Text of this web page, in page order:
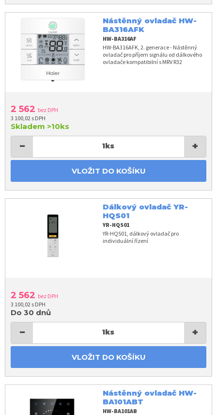
Nástěnný ovladač HW-
BA316AFK
HW-BA316AF
HW-BA316AFK, 2. generace - Nástěnný
ovladač pro příjem signálu od dálkového
ovladače kompatibilní s MRV R32
2 562 bez DPH
3 100,02 s DPH
Skladem >10ks
− 1ks +
VLOŽIT DO KOŠÍKU
Dálkový ovladač YR-
HQS01
YR-HQS01
YR-HQS01, dálkový ovladač pro
individuální řízení
2 562 bez DPH
3 100,02 s DPH
Do 30 dnů
− 1ks +
VLOŽIT DO KOŠÍKU
Nástěnný ovladač HW-
BA101ABT
HW-BA101AB